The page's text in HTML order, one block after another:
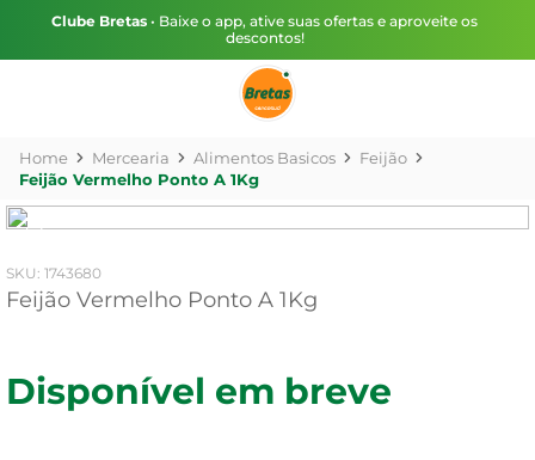
Clube Bretas • Baixe o app, ative suas ofertas e aproveite os
descontos!
Mercearia Alimentos Basicos
Feijão
Feijão Vermelho Ponto A 1Kg
: 1743680
Feijão Vermelho Ponto A 1Kg
Disponível em breve